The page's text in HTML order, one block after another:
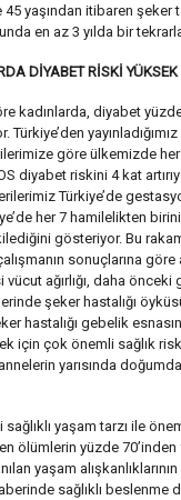
yaşından itibaren şeker
en az 3 yılda bir
DİYABET RİSKİ YÜKSEK
kadınlarda, diyabet
göre ülkemizde
diyabet riskini 4 kat
Türkiye’de
her 7 hamilelikten
gösteriyor. Bu
sonuçlarına göre
ağırlığı, daha
şeker hastalığı
hastalığı gebelik
için çok önemli sağlık
yarısında
yaşam tarzı ile
ölümlerin yüzde
yaşam
sağlıklı beslenme